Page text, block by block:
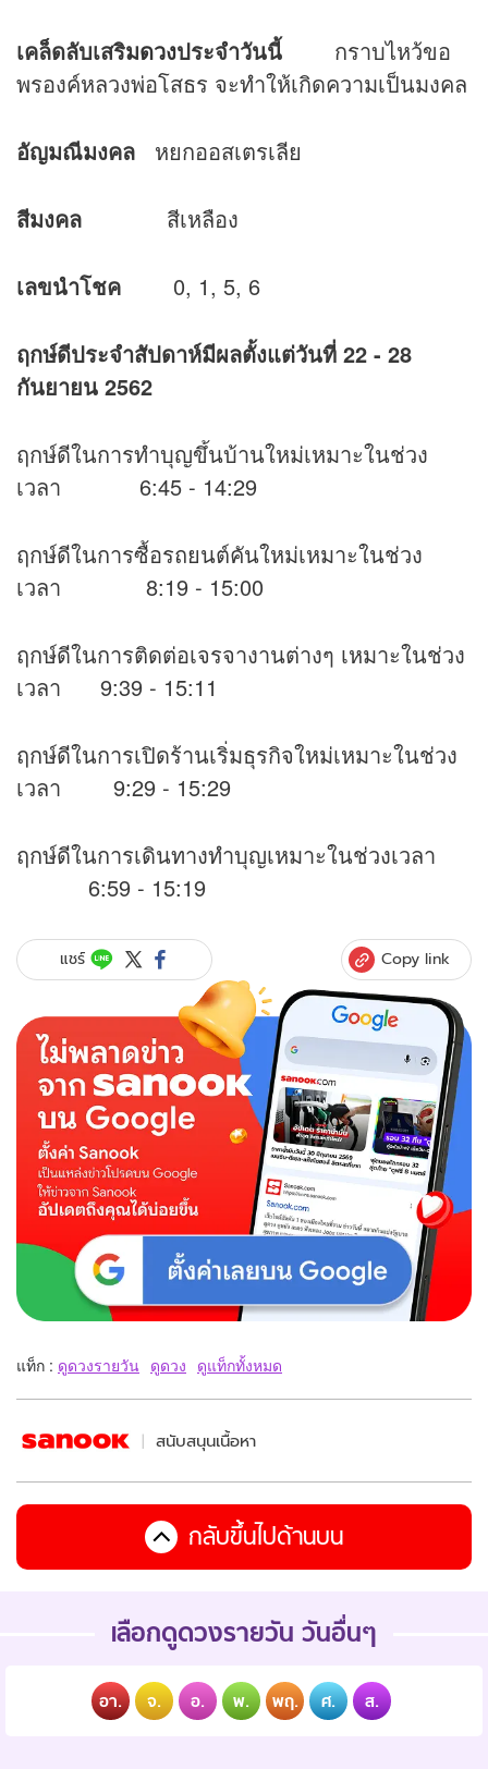
เคล็ดลับเสริมดวงประจำวันนี้ กราบไหว้ขอ
พรองค์หลวงพ่อโสธร จะทำให้เกิดความเป็นมงคล
อัญมณีมงคล หยกออสเตรเลีย
สีมงคล สีเหลือง
เลขนำโชค 0, 1, 5, 6
ฤกษ์ดีประจำสัปดาห์มีผลตั้งแต่วันที่ 22 - 28
กันยายน 2562
ฤกษ์ดีในการทำบุญขึ้นบ้านใหม่เหมาะในช่วง
เวลา 6:45 - 14:29
ฤกษ์ดีในการซื้อรถยนต์คันใหม่เหมาะในช่วง
เวลา 8:19 - 15:00
ฤกษ์ดีในการติดต่อเจรจางานต่างๆ เหมาะในช่วง
เวลา 9:39 - 15:11
ฤกษ์ดีในการเปิดร้านเริ่มธุรกิจใหม่เหมาะในช่วง
เวลา 9:29 - 15:29
ฤกษ์ดีในการเดินทางทำบุญเหมาะในช่วงเวลา
6:59 - 15:19
แชร์ Copy link
แท็ก : ดูดวงรายวัน ดูดวง ดูแท็กทั้งหมด
สนับสนุนเนื้อหา
กลับขึ้นไปด้านบน
เลือกดูดวงรายวัน วันอื่นๆ
อา. จ. อ. พ. พฤ. ศ. ส.